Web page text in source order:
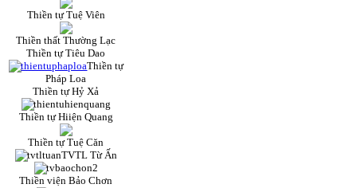
Thiền tự Tuệ Viên
Thiền thất Thường Lạc
Thiền tự Tiêu Dao
Thiền tự
Pháp Loa
Thiền tự Hỷ Xả
Thiền tự Hiiện Quang
Thiền tự Tuệ Căn
TVTL Từ Ấn
Thiền viện Bảo Chơn